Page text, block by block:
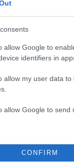
allow Google to
identifiers in
allow my user data
allow Google to send
CONFIRM